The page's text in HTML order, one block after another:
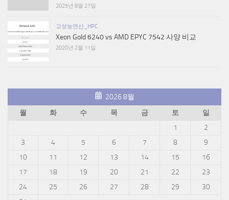
2025년 8월 27일
고성능연산_HPC
Xeon Gold 6240 vs AMD EPYC 7542 사양 비교
2020년 2월 11일
2026 8월
월
화 수 목 금 토
일
1
2
3
4 5 6 7 8
9
10
11 12 13 14 15
16
17
18 19 20 21 22
23
24
25 26 27 28 29
30